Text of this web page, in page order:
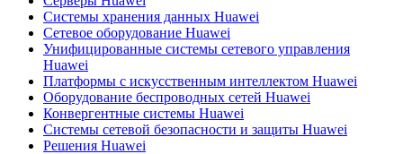
Системы хранения данных Huawei
Сетевое оборудование Huawei
Унифицированные системы сетевого управления
Huawei
Платформы с искусственным интеллектом Huawei
Оборудование беспроводных сетей Huawei
Конвергентные системы Huawei
Системы сетевой безопасности и защиты Huawei
Решения Huawei